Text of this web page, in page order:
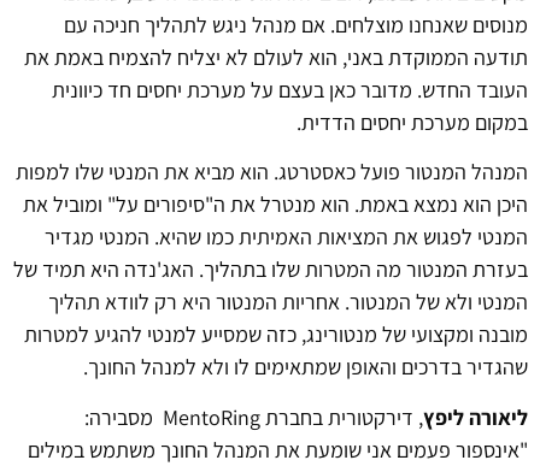
מנוסים שאנחנו מוצלחים. אם מנהל ניגש לתהליך חניכה עם
תודעה הממוקדת באני, הוא לעולם לא יצליח להצמיח באמת את
העובד החדש. מדובר כאן בעצם על מערכת יחסים חד כיוונית
במקום מערכת יחסים הדדית.
המנהל המנטור פועל כאסטרטג. הוא מביא את המנטי שלו למפות
היכן הוא נמצא באמת. הוא מנטרל את ה"סיפורים על" ומוביל את
המנטי לפגוש את המציאות האמיתית כמו שהיא. המנטי מגדיר
בעזרת המנטור מה המטרות שלו בתהליך. האג'נדה היא תמיד של
המנטי ולא של המנטור. אחריות המנטור היא רק לוודא תהליך
מובנה ומקצועי של מנטורינג, כזה שמסייע למנטי להגיע למטרות
שהגדיר בדרכים והאופן שמתאימים לו ולא למנהל החונך.
ליאורה ליפץ, דירקטורית בחברת MentoRing מסבירה:
"אינספור פעמים אני שומעת את המנהל החונך משתמש במילים